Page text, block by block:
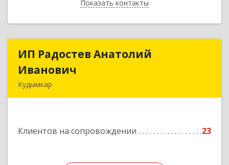
Показать контакты
Назад
ИП Радостев Анатолий
Иванович
Кудымкар
Клиентов на сопровождении 23
ИП Радостев Анатолий
Подробнее